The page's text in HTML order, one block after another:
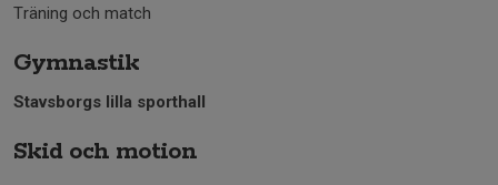
Träning och match
Gymnastik
Stavsborgs lilla sporthall
Skid och motion